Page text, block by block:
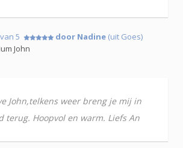
5 door Nadine (uit Goes)
John
John,telkens weer breng je mij in
terug. Hoopvol en warm. Liefs An